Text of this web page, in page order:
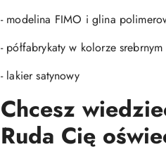
- modelina FIMO i glina
- półfabrykaty w kolorze srebrnym
- lakier satynowy
Chcesz
Ruda Cię